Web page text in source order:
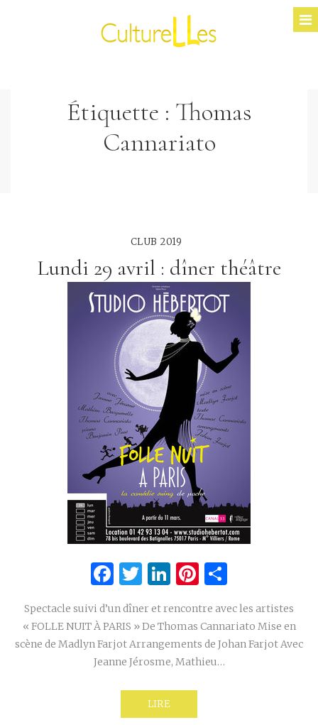
Étiquette : Thomas
Cannariato
CLUB 2019
Lundi 29 avril : dîner théâtre
Facebook
Twitter
LinkedIn
Pinterest
Spectacle suivi d’un dîner et rencontre avec les artistes
« FOLLE NUIT À PARIS » De Thomas Cannariato Mise en
scène de Madlyn Farjot Arrangements de Johan Farjot Avec
Jeanne Jérosme, Mathieu…
LIRE